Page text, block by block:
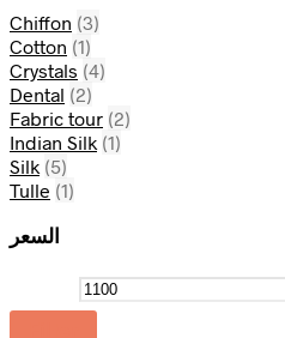
Chiffon (3)
Cotton (1)
Crystals (4)
Dental (2)
Fabric tour (2)
Indian Silk (1)
Silk (5)
Tulle (1)
السعر